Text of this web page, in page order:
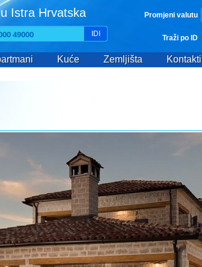
Istra Hrvatska
IDI
Promjeni valutu
Traži po ID
Kuće Zemljišta Kontakti